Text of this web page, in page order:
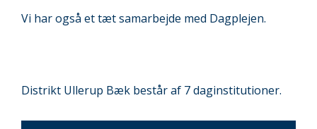
Vi har også et tæt samarbejde med Dagplejen.
Distrikt Ullerup Bæk består af 7 daginstitutioner.